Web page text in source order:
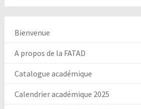
Bienvenue
A propos de la FATAD
Catalogue académique
Calendrier académique 2025